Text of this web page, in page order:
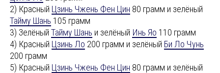
2) Красный Цзинь Чжень Фен Цин 80 грамм и зелёный
Тайму Шань 105 грамм
3) Зелёный Тайму Шань и зелёный Инь Яо 110 грамм
4) Красный Цзинь Ло 200 грамм и зелёный Би Ло Чунь
200 грамм
5) Красный Цзинь Чжень Фен Цин 80 грамм и зелёный